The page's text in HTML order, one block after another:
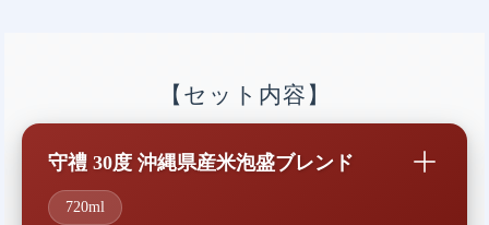
【セット内容】
守禮 30度 沖縄県産米泡盛ブレンド
720ml